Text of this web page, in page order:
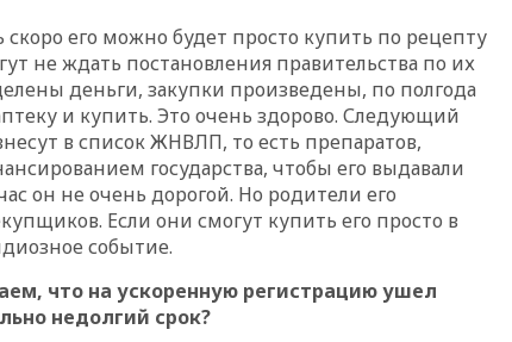
ЧЕ по водным видам спорта в
2028 году
вчера, 21:43 В Москве
начались испытания
беспилотного поезда
«Ласточка»
вчера, 21:12 «Зенит» проиграл
дебютанту РПЛ «Родине» со
счетом 1:2
готов прекратить войну с
его можно будет просто купить по рецепту
не ждать постановления правительства по их
деньги, закупки произведены, по полгода
и купить. Это очень здорово. Следующий
в список ЖНВЛП, то есть препаратов,
государства, чтобы его выдавали
он не очень дорогой. Но родители его
Если они смогут купить его просто в
событие.
что на ускоренную регистрацию ушел
недолгий срок?